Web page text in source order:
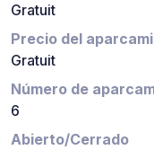
Gratuit
Precio del
Gratuit
Número de
6
Abierto/Cerrado